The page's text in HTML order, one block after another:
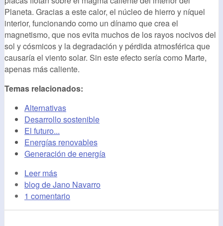
Planeta. Gracias a este calor, el núcleo de hierro y níquel
interior, funcionando como un dínamo que crea el
magnetismo, que nos evita muchos de los rayos nocivos del
sol y cósmicos y la degradación y pérdida atmosférica que
causaría el viento solar. Sin este efecto sería como Marte,
apenas más caliente.
Temas relacionados:
Alternativas
Desarrollo sostenible
El futuro...
Energías renovables
Generación de energía
Leer más
blog de Jano Navarro
1 comentario